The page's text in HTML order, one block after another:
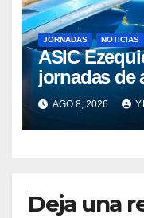
JORNADAS NOTICIAS
ASIC
jornadas de
de vectores
Guárico
AGO 8, 2026
Deja una